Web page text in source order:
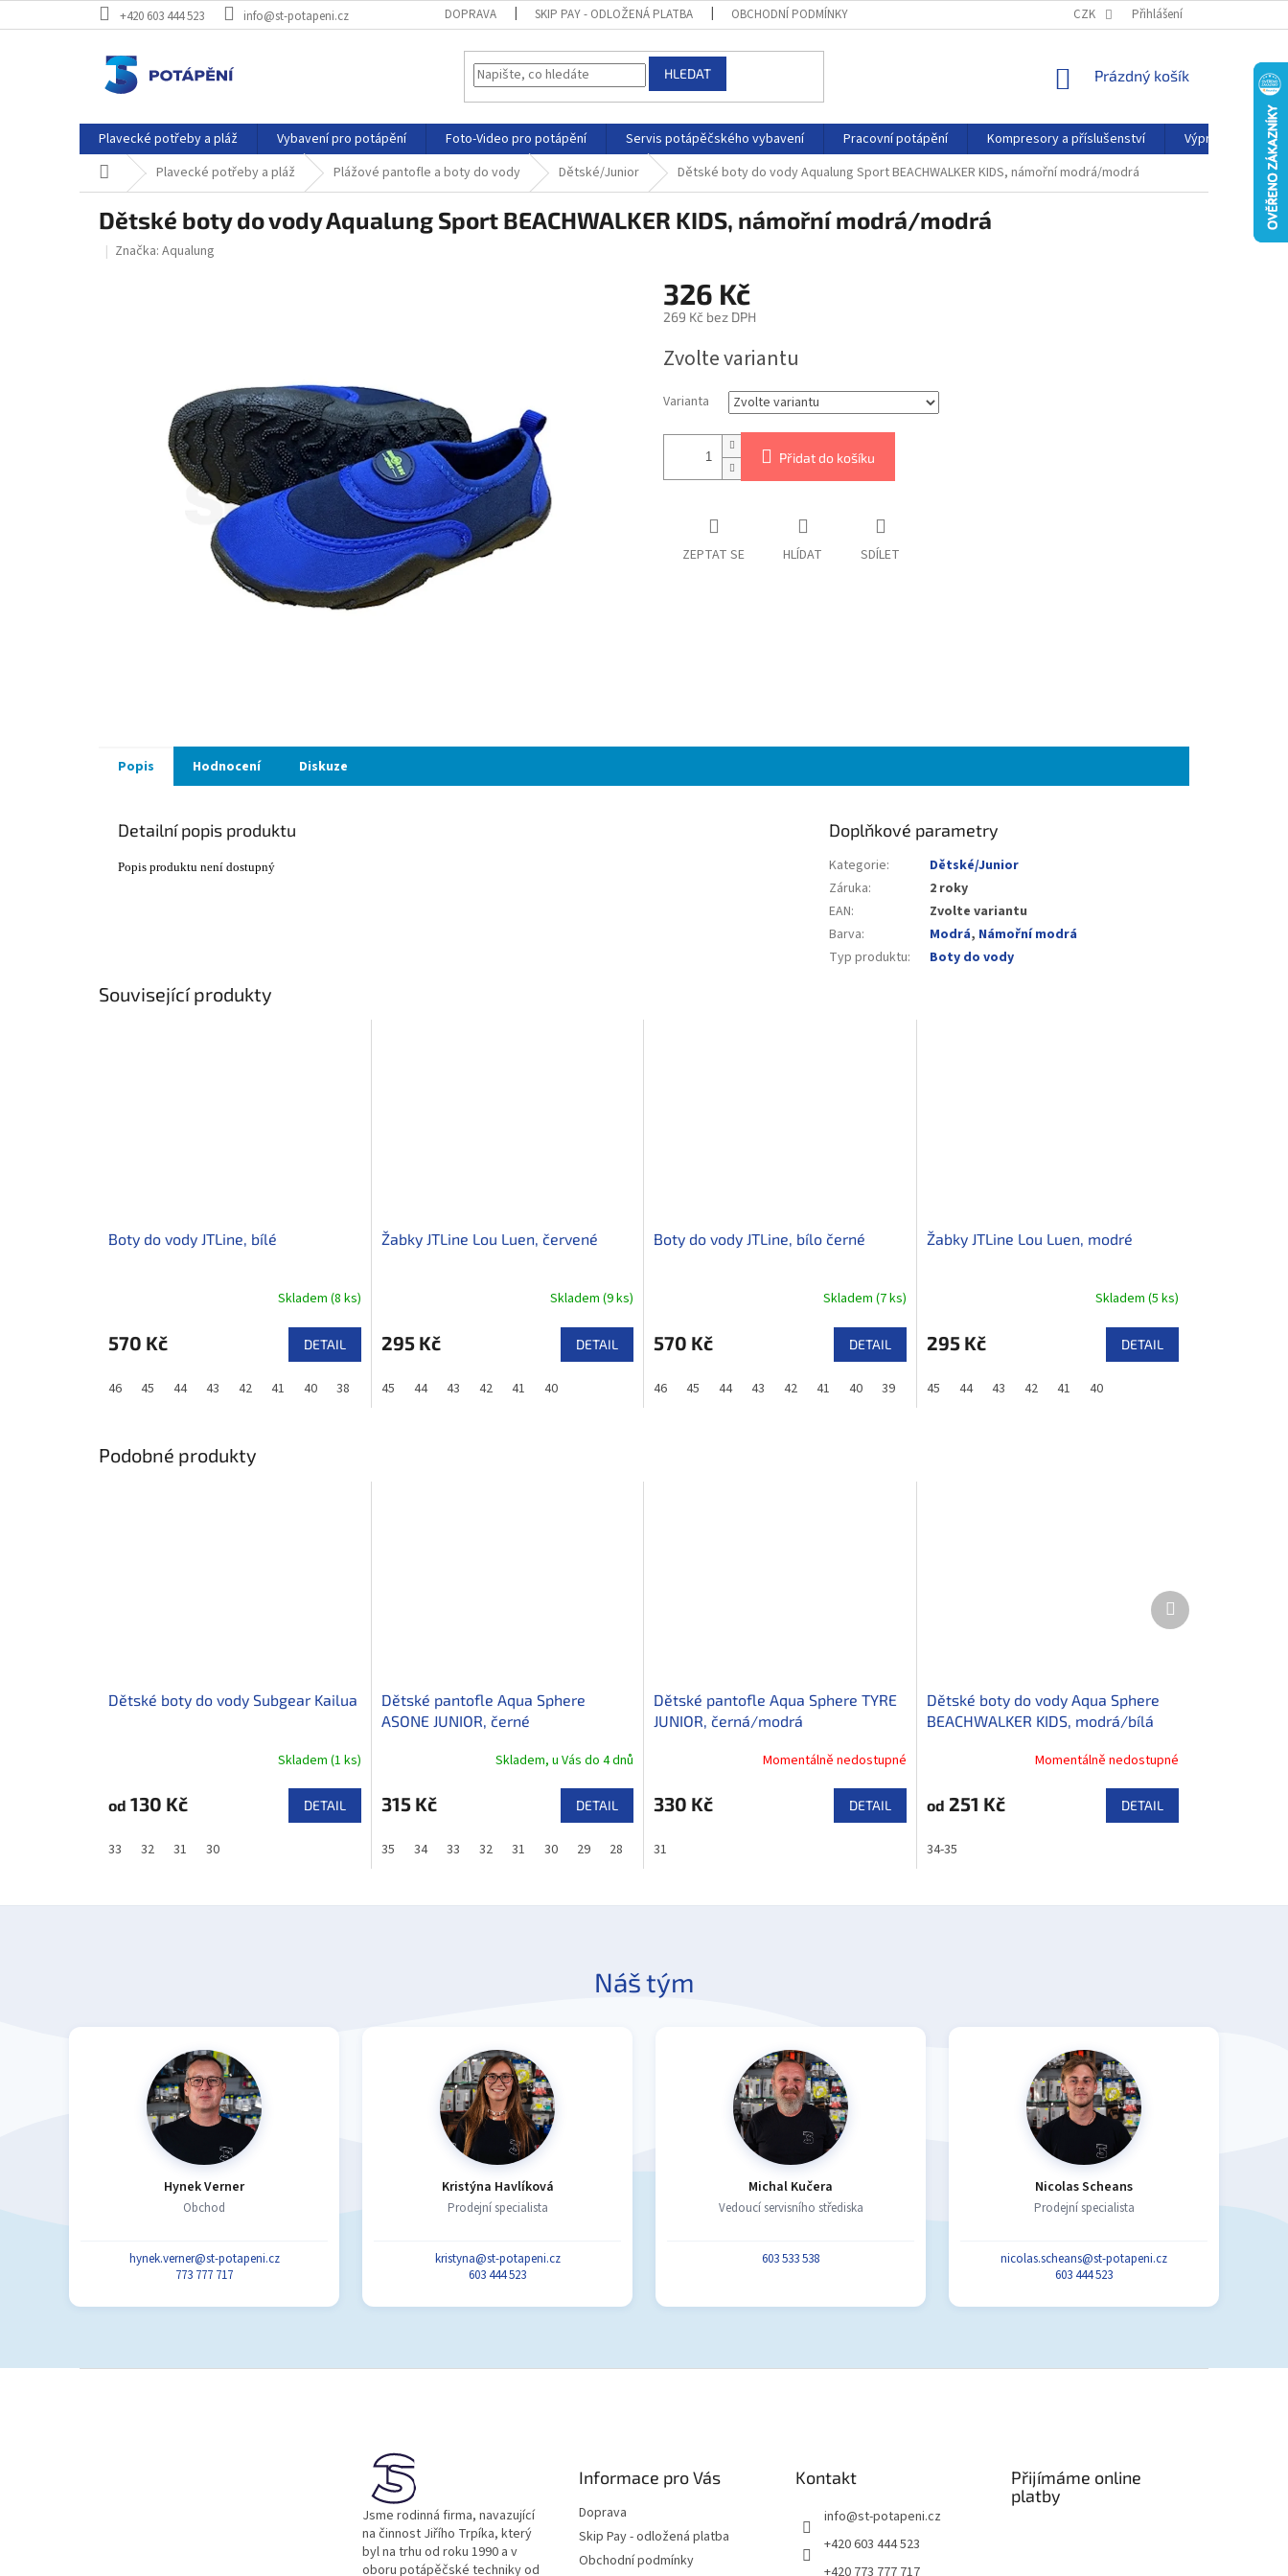
na
+420 603 444 523 info@st-potapeni.cz DOPRAVA SKIP PAY - ODLOŽENÁ PLATBA OBCHODNÍ PODMÍNKY PODMÍNKY OCHRANY OSOBNÍCH ÚDAJŮ KONTAKTY
CZK Přihlášení
HLEDAT
NÁKUPNÍ
Prázdný košík
Plavecké potřeby a pláž Vybavení pro potápění Foto-Video pro potápění Servis potápěčského vybavení Pracovní potápění Kompresory a příslušenství Výprodej
Domů Plavecké potřeby a pláž Plážové pantofle a boty do vody Dětské/Junior Dětské boty do vody Aqualung Sport BEACHWALKER KIDS, námořní modrá/modrá
Dětské boty do vody Aqualung Sport BEACHWALKER KIDS, námořní modrá/modrá
Značka: Aqualung
326 Kč
269 Kč bez DPH
Zvolte variantu
Varianta
Přidat do košíku
ZEPTAT SE HLÍDAT SDÍLET
Popis Hodnocení Diskuze
Detailní popis produktu
Popis produktu není dostupný
Doplňkové parametry
Kategorie:
Dětské/Junior
Záruka:
2 roky
EAN:
Zvolte variantu
Barva: Modrá, Námořní modrá
Typ produktu: Boty do vody
Související produkty
Boty do vody JTLine, bílé
Skladem (8 ks)
570 Kč DETAIL
46 45 44 43 42 41 40 38 37 36 35
Žabky JTLine Lou Luen, červené
Skladem (9 ks)
295 Kč DETAIL
45 44 43 42 41 40
Boty do vody JTLine, bílo černé
Skladem (7 ks)
570 Kč DETAIL
46 45 44 43 42 41 40 39 38 37 36 35
Žabky JTLine Lou Luen, modré
Skladem (5 ks)
295 Kč DETAIL
45 44 43 42 41 40
Podobné produkty
Dětské boty do vody Subgear Kailua
Skladem (1 ks)
od 130 Kč DETAIL
33 32 31 30
Dětské pantofle Aqua Sphere
ASONE JUNIOR, černé
Skladem, u Vás do 4 dnů
315 Kč DETAIL
35 34 33 32 31 30 29 28
Dětské pantofle Aqua Sphere TYRE
JUNIOR, černá/modrá
Momentálně nedostupné
330 Kč DETAIL
31
Dětské boty do vody Aqua Sphere
BEACHWALKER KIDS, modrá/bílá
Momentálně nedostupné
od 251 Kč DETAIL
34-35
Další
produkt
Náš tým
Hynek Verner
Obchod
hynek.verner@st-potapeni.cz
773 777 717
Kristýna Havlíková
Prodejní specialista
kristyna@st-potapeni.cz
603 444 523
Michal Kučera
Vedoucí servisního střediska
603 533 538
Nicolas Scheans
Prodejní specialista
nicolas.scheans@st-potapeni.cz
603 444 523
Jsme rodinná firma, navazující
na činnost Jiřího Trpíka, který
byl na trhu od roku 1990 a v
oboru potápěčské techniky od
Informace pro Vás
Doprava
Skip Pay - odložená platba
Obchodní podmínky
Kontakt
info@st-potapeni.cz
+420 603 444 523
Přijímáme online
platby